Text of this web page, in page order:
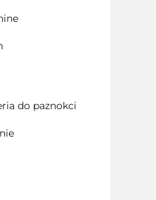
do paznokci